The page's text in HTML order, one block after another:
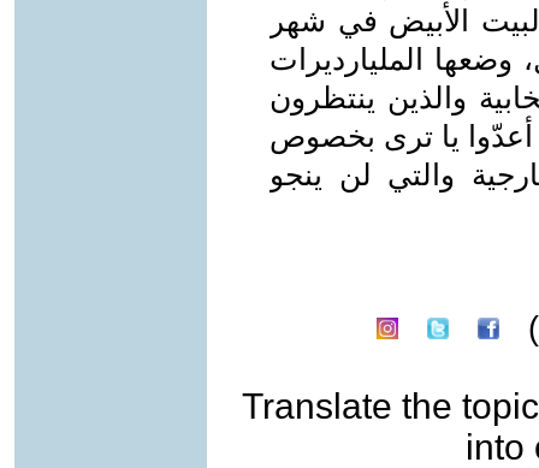
الأبيض في شهر
وضعها المليارديرات
والذين ينتظرون
أعدّوا يا ترى بخصوص
والتي لن ينجو
Translate the topic
into